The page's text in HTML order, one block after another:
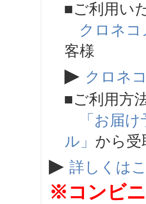
■ご利用い
クロネ
客様
▶ クロネ
■ご利用方
「お届
ル」 から
▶ 詳しくは
※コンビ